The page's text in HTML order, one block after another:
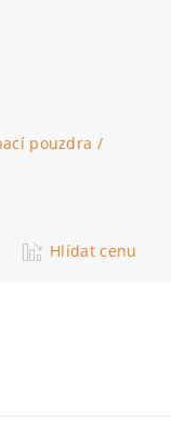
pouzdra /
Hlídat cenu